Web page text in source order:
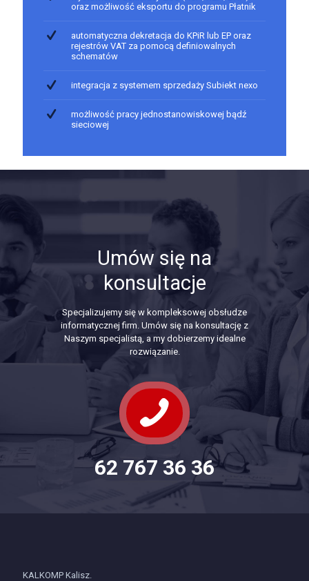
oraz możliwość eksportu do programu Płatnik
automatyczna dekretacja do KPiR lub EP oraz
rejestrów VAT za pomocą definiowalnych
schematów
integracja z systemem sprzedaży Subiekt nexo
możliwość pracy jednostanowiskowej bądź
sieciowej
Umów się na
konsultacje
Specjalizujemy się w kompleksowej obsłudze
informatycznej firm. Umów się na konsultację z
Naszym specjalistą, a my dobierzemy idealne
rozwiązanie.
62 767 36 36
KALKOMP Kalisz.